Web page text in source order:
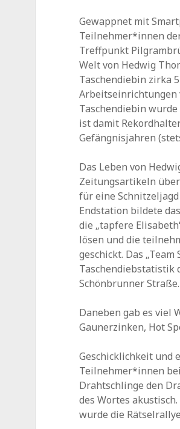
Gewappnet mit
Teilnehmer*innen
Treffpunkt
Welt von Hedwig
Taschendiebin zirka
Arbeitseinrichtungen
Taschendiebin
ist damit
Gefängnisjahren
Das Leben von
Zeitungsartikeln
für eine
Endstation bildete
die „tapfere
lösen und die
geschickt. Das
Taschendiebstatistik
Schönbrunner Straße.
Daneben gab es viel
Gaunerzinken, Hot
Geschicklichkeit und
Teilnehmer*innen
Drahtschlinge den
des Wortes
wurde die